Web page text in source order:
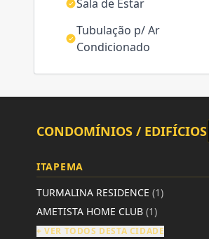
Sala de Estar
Tubulação p/ Ar
Condicionado
CONDOMÍNIOS / EDIFÍCIOS
ITAPEMA
TURMALINA RESIDENCE (1)
AMETISTA HOME CLUB (1)
+ VER TODOS DESTA CIDADE